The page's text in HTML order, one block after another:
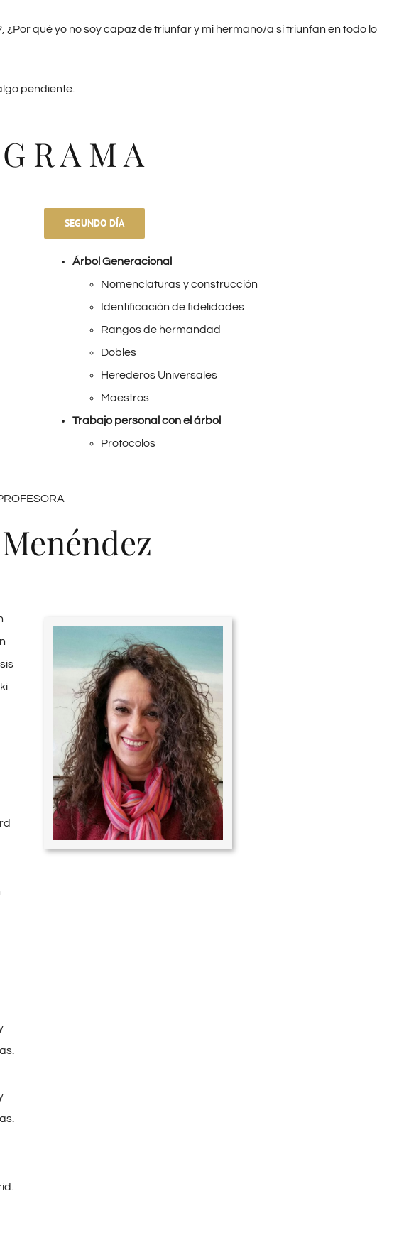
qué yo no soy capaz de triunfar y mi hermano/a si triunfan en todo lo
pendiente.
R A M A
SEGUNDO DÍA
Árbol Generacional
Nomenclaturas y construcción
Identificación de fidelidades
Rangos de hermandad
Dobles
Herederos Universales
Maestros
Trabajo personal con el árbol
Protocolos